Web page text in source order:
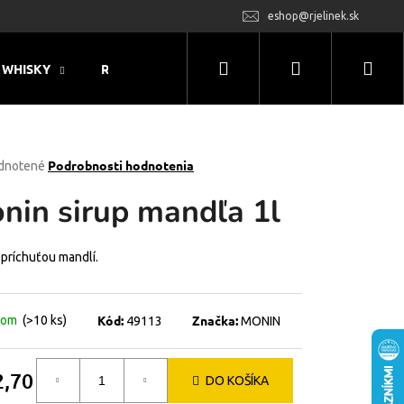
eshop@rjelinek.sk
WHISKY RUM MONIN LIKÉRY & OSTATNÝ
Hľadať Prihlásenie
Podrobnosti hodnotenia
sirup mandľa 1l
mandlí.
(>10 ks) Kód: 49113 Značka:MONIN
DO KOŠÍKA